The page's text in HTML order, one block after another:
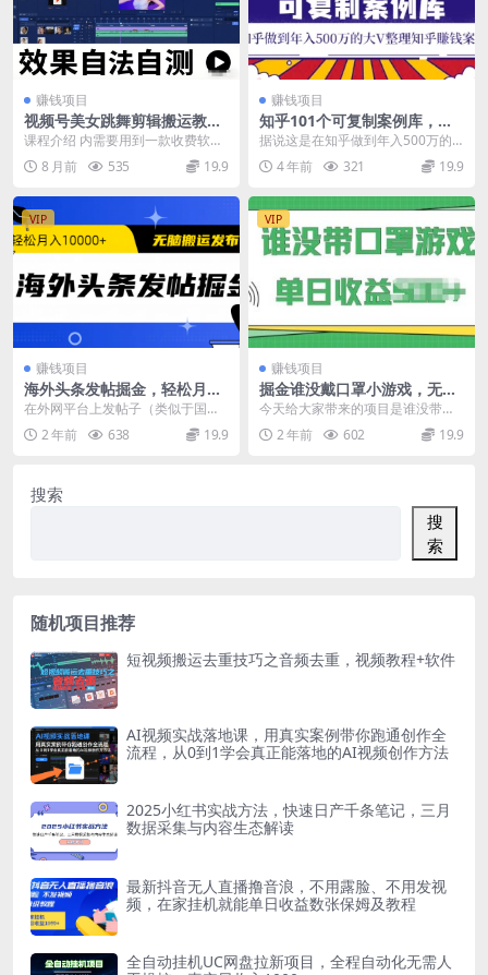
赚钱项目
视频号美女跳舞剪辑搬运教
学，需要配合手法+软件，效
果自测
课程介绍 内需要用到一款收费软件
二皮剪辑（30月卡，99年卡），需
要单独找自己购...
8 月前 535 19.9
赚钱项目
知乎101个可复制案例库，知
乎做到年入500万的大V整理知
乎賺钱案例！
据说这是在知乎做到年入500万的
大V整理知乎賺钱案例，做自媒体的
兄弟强烈推荐你们...
4 年前 321 19.9
VIP
赚钱项目
海外头条发帖掘金，轻松月入
10000+，无脑搬运发布，新手
在外网平台上发帖子（类似于国内
头条），回帖，讨论都可以获得奖
金，帖子点赞数越高，...
2 年前 638 19.9
VIP
赚钱项目
掘金谁没戴口罩小游戏，无需
露脸，多账号操作，最适合小
今天给大家带来的项目是谁没带口
罩小游戏，收益稳定，只要你直播
就有收益，并且最适合...
2 年前 602 19.9
搜索
搜
索
随机项目推荐
短视频搬运去重技巧之音频去重，视频教程+软件
AI视频实战落地课，用真实案例带你跑通创作全
流程，从0到1学会真正能落地的AI视频创作方法
2025小红书实战方法，快速日产千条笔记，三月
数据采集与内容生态解读
最新抖音无人直播撸音浪，不用露脸、不用发视
频，在家挂机就能单日收益数张保姆及教程
全自动挂机UC网盘拉新项目，全程自动化无需人